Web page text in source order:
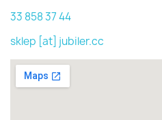
33 858 37 44
sklep [at] jubiler.cc